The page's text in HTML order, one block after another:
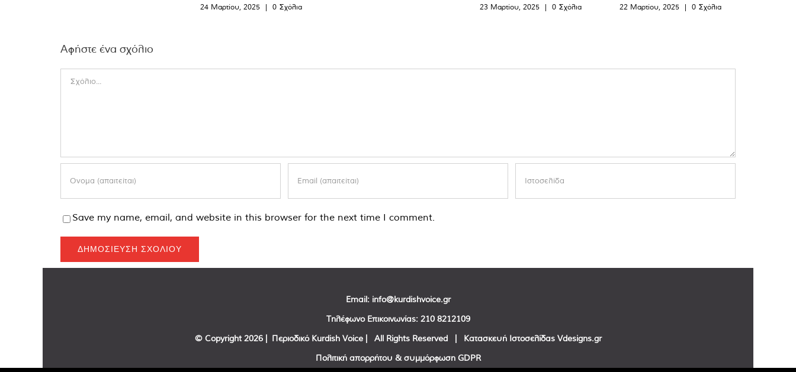
24 Μαρτίου, 2025 | 0 Σχόλια 23 Μαρτίου, 2025 | 0 Σχόλια 22 Μαρτίου, 2025 | 0 Σχόλια
Αφήστε ένα σχόλιο
Save my name, email, and website in this browser for the next time I comment.
Email: info@kurdishvoice.gr
Τηλέφωνο Επικοινωνίας: 210 8212109
© Copyright 2026 | Περιοδικό Kurdish Voice | All Rights Reserved | Κατασκευή Ιστοσελίδας Vdesigns.gr
Πολιτική απορρήτου & συμμόρφωση GDPR